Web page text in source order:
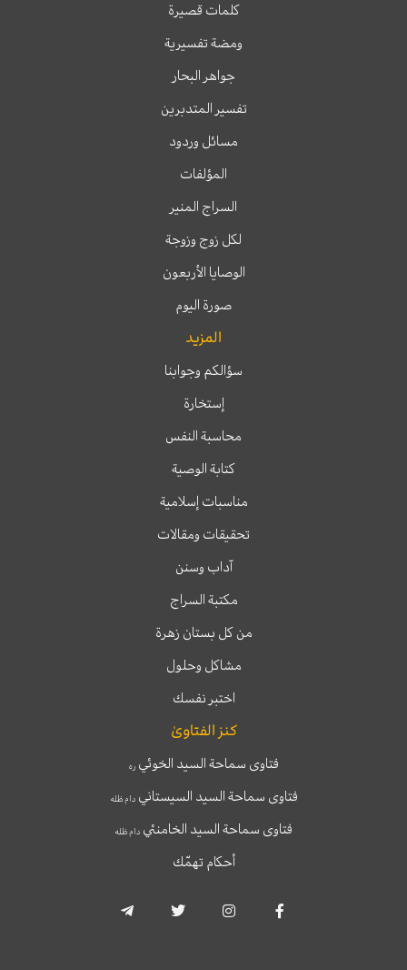
كلمات قصيرة
ومضة تفسيرية
جواهر البحار
تفسير المتدبرين
مسائل وردود
المؤلفات
السراج المنير
لكل زوج وزوجة
الوصايا الأربعون
صورة اليوم
المزيد
سؤالكم وجوابنا
إستخارة
محاسبة النفس
كتابة الوصية
مناسبات إسلامية
تحقيقات ومقالات
آداب وسنن
مكتبة السراج
من كل بستان زهرة
مشاكل وحلول
اختبر نفسك
كنز الفتاوىٰ
فتاوى سماحة السيد الخوئيره
فتاوى سماحة السيد السيستانيدام ظله
فتاوى سماحة السيد الخامنئي دام ظله
أحكام تهمّك
a
c
s
i
l